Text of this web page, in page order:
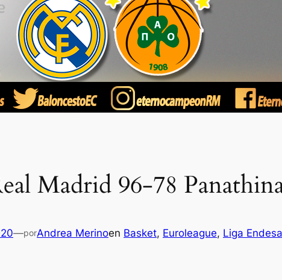
Madrid 96-78
—porAndrea Merinoen Basket, Euroleague, Liga Endesa